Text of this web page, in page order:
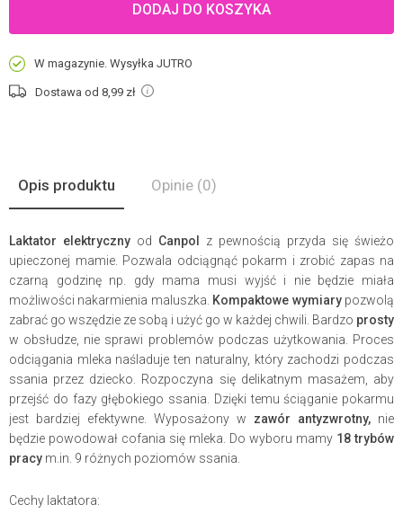
DODAJ DO KOSZYKA
W magazynie. Wysyłka JUTRO
Dostawa od 8,99 zł
Opis produktu Opinie (0)
Laktator elektryczny od Canpol z pewnością przyda się świeżo
upieczonej mamie. Pozwala odciągnąć pokarm i zrobić zapas na
czarną godzinę np. gdy mama musi wyjść i nie będzie miała
możliwości nakarmienia maluszka. Kompaktowe wymiarypozwolą
zabrać go wszędzie ze sobą i użyć go w każdej chwili. Bardzo prosty
w obsłudze, nie sprawi problemów podczas użytkowania. Proces
odciągania mleka naśladuje ten naturalny, który zachodzi podczas
ssania przez dziecko. Rozpoczyna się delikatnym masażem, aby
przejść do fazy głębokiego ssania. Dzięki temu ściąganie pokarmu
jest bardziej efektywne. Wyposażony w zawór antyzwrotny, nie
będzie powodował cofania się mleka. Do wyboru mamy 18 trybów
pracy m.in. 9 różnych poziomów ssania.
Cechy laktatora: